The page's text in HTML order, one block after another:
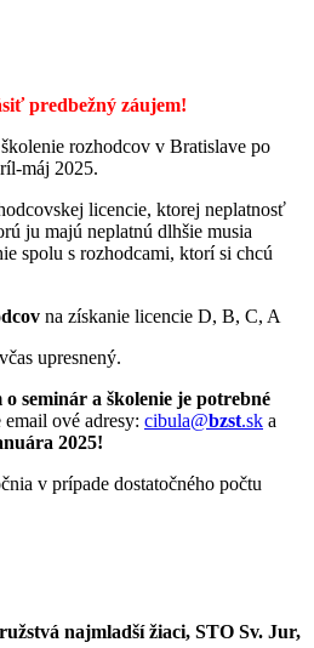
predbežný záujem!
rozhodcov v Bratislave po
máj 2025.
licencie, ktorej neplatnosť
ju majú neplatnú dlhšie musia
spolu s rozhodcami, ktorí si chcú
na získanie licencie D, B, C, A
upresnený.
o seminár a školenie je potrebné
ové adresy: cibula@bzst.sk a
2025!
v prípade dostatočného počtu
najmladší žiaci, STO Sv. Jur,